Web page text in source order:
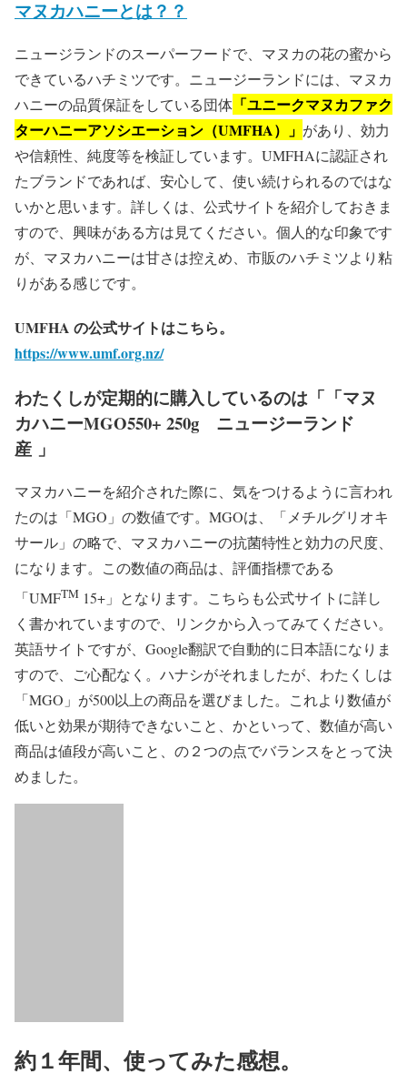
マヌカハニーとは？？
ニュージランドのスーパーフードで、マヌカの花の蜜から
できているハチミツです。ニュージーランドには、マヌカ
ハニーの品質保証をしている団体 「ユニークマヌカファク
ターハニーアソシエーション（UMFHA）」 があり、効力
や信頼性、純度等を検証しています。UMFHAに認証され
たブランドであれば、安心して、使い続けられるのではな
いかと思います。詳しくは、公式サイトを紹介しておきま
すので、興味がある方は見てください。個人的な印象です
が、マヌカハニーは甘さは控えめ、市販のハチミツより粘
りがある感じです。
UMFHA の公式サイトはこちら。
https://www.umf.org.nz/
わたくしが定期的に購入しているのは「「マヌ
カハニーMGO550+ 250g ニュージーランド
産 」
マヌカハニーを紹介された際に、気をつけるように言われ
たのは「MGO」の数値です。MGOは、「メチルグリオキ
サール」の略で、マヌカハニーの抗菌特性と効力の尺度、
になります。この数値の商品は、評価指標である
「UMFTM 15+」となります。こちらも公式サイトに詳し
く書かれていますので、リンクから入ってみてください。
英語サイトですが、Google翻訳で自動的に日本語になりま
すので、ご心配なく。ハナシがそれましたが、わたくしは
「MGO」が500以上の商品を選びました。これより数値が
低いと効果が期待できないこと、かといって、数値が高い
商品は値段が高いこと、の２つの点でバランスをとって決
めました。
約１年間、使ってみた感想。